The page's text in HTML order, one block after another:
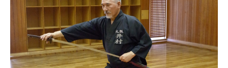
会員メッセージ
ブログ